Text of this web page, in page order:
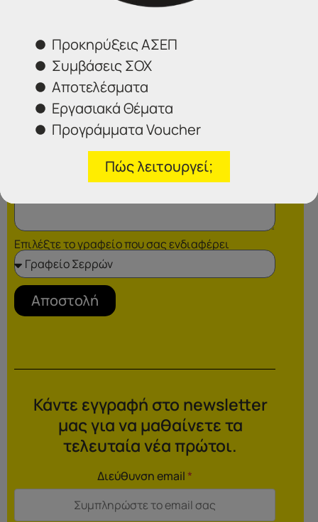
26516 08616
Φόρμα επικοινωνίας
Επιλέξτε το γραφείο που σας ενδιαφέρει
Αποστολή
Κάντε εγγραφή στο newsletter
μας για να μαθαίνετε τα
τελευταία νέα πρώτοι.
Διεύθυνση email*
Προκηρύξεις ΑΣΕΠ
Συμβάσεις ΣΟΧ
Αποτελέσματα
Εργασιακά Θέματα
Προγράμματα Voucher
Πώς λειτουργεί;